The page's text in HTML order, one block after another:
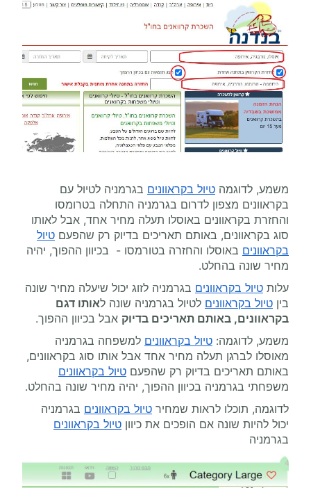
משמע, לדוגמה טיול בקראוונים בגרמניה לטיול עם
בקראוונים מצפון לדרום בגרמניה התחלה בטרומסו
והחזרת בקראוונים באוסלו תעלה מחיר אחד, אבל לאותו
סוג בקראוונים, באותם תאריכים בדיוק רק שהפעם טיול
בקראוונים באוסלו והחזרה בטורמסו - בכיוון ההפוך, יהיה
מחיר שונה בהחלט.
עלות טיול בקראוונים בגרמניה לזוג יכול שיעלה מחיר שונה
בין טיול בקראוונים לטיול בגרמניה שונה לאותו דגם
בקראוונים, באותם תאריכים בדיוק אבל בכיוון ההפוך.
משמע, לדוגמה: טיול בקראוונים למשפחה בגרמניה
מאוסלו לברגן תעלה מחיר אחד אבל אותו סוג בקראוונים,
באותם תאריכים בדיוק רק שהפעם טיול בקראוונים
משפחתי בגרמניה בכיוון ההפוך, יהיה מחיר שונה בהחלט.
לדוגמה, תוכלו לראות שמחיר טיול בקראוונים בגרמניה
יכול להיות שונה אם הופכים את כיוון טיול בקראוונים
בגרמניה